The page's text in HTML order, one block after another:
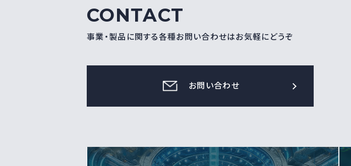
CONTACT
事業・製品に関する各種お問い合わせはお気軽にどうぞ
お問い合わせ